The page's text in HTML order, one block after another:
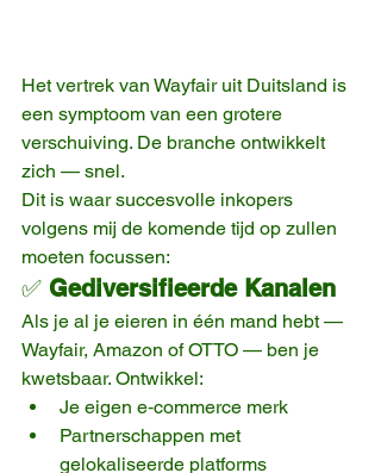
Het vertrek van Wayfair uit Duitsland is
een symptoom van een grotere
verschuiving. De branche ontwikkelt
zich — snel.
Dit is waar succesvolle inkopers
volgens mij de komende tijd op zullen
moeten focussen:
✅ Gediversifieerde Kanalen
Als je al je eieren in één mand hebt —
Wayfair, Amazon of OTTO — ben je
kwetsbaar. Ontwikkel:
Je eigen e‑commerce merk
Partnerschappen met
gelokaliseerde platforms